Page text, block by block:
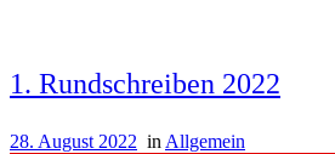
1. Rundschreiben 2022
28. August 2022 in Allgemein